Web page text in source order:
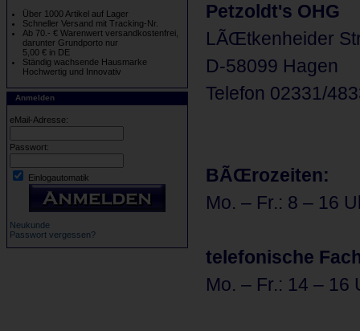
Über 1000 Artikel auf Lager
Schneller Versand mit Tracking-Nr.
Ab 70.- € Warenwert versandkostenfrei,
darunter Grundporto nur
5,00 € in DE
Ständig wachsende Hausmarke
Hochwertig und Innovativ
Anmelden
eMail-Adresse:
Passwort:
Einlogautomatik
Neukunde
Passwort vergessen?
Petzoldt's OHG
LÃŒtkenheider
D-58099 Hagen
Telefon 02331/
BÃŒrozeiten:
Mo. – Fr.: 8 – 16
telefonische
Mo. – Fr.: 14 – 16